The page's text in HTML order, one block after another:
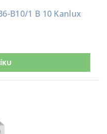
B10/1 B 10 Kanlux